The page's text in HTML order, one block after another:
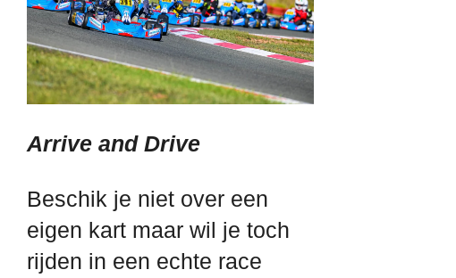
Arrive and Drive
Beschik je niet over een
eigen kart maar wil je toch
rijden in een echte race